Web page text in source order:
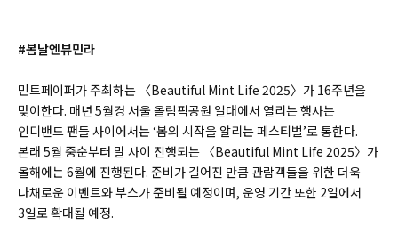
#봄날엔뷰민라
민트페이퍼가 주최하는 〈Beautiful Mint Life 2025〉가 16주년을
맞이한다. 매년 5월경 서울 올림픽공원 일대에서 열리는 행사는
인디밴드 팬들 사이에서는 ‘봄의 시작을 알리는 페스티벌’로 통한다.
본래 5월 중순부터 말 사이 진행되는 〈Beautiful Mint Life 2025〉가
올해에는 6월에 진행된다. 준비가 길어진 만큼 관람객들을 위한 더욱
다채로운 이벤트와 부스가 준비될 예정이며, 운영 기간 또한 2일에서
3일로 확대될 예정.